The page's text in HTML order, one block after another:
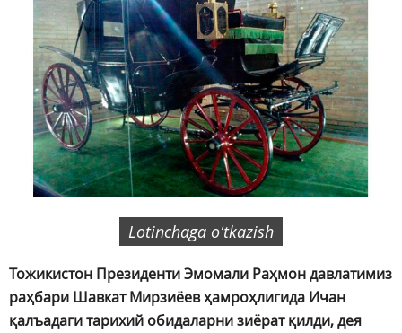
Lotinchaga oʻtkazish
Тожикистон Президенти Эмомали Раҳмон давлатимиз
раҳбари Шавкат Мирзиёев ҳамроҳлигида Ичан
қалъадаги тарихий обидаларни зиёрат қилди, дея